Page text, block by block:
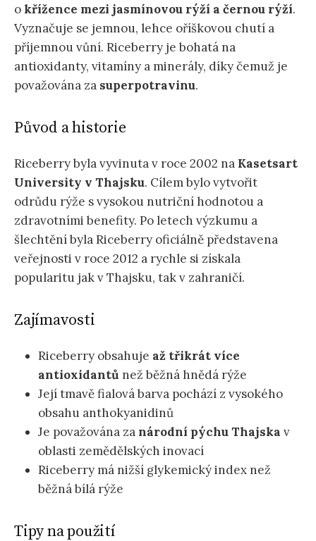
o křížence mezi jasmínovou rýží a černou rýží.
Vyznačuje se jemnou, lehce oříškovou chutí a
příjemnou vůní. Riceberry je bohatá na
antioxidanty, vitamíny a minerály, díky čemuž je
považována za superpotravinu.
Původ a historie
Riceberry byla vyvinuta v roce 2002 na Kasetsart
University v Thajsku. Cílem bylo vytvořit
odrůdu rýže s vysokou nutriční hodnotou a
zdravotními benefity. Po letech výzkumu a
šlechtění byla Riceberry oficiálně představena
veřejnosti v roce 2012 a rychle si získala
popularitu jak v Thajsku, tak v zahraničí.
Zajímavosti
Riceberry obsahuje až třikrát více
antioxidantů než běžná hnědá rýže
Její tmavě fialová barva pochází z vysokého
obsahu anthokyanidinů
Je považována zanárodní pýchu Thajska v
oblasti zemědělských inovací
Riceberry má nižší glykemický index než
běžná bílá rýže
Tipy na použití